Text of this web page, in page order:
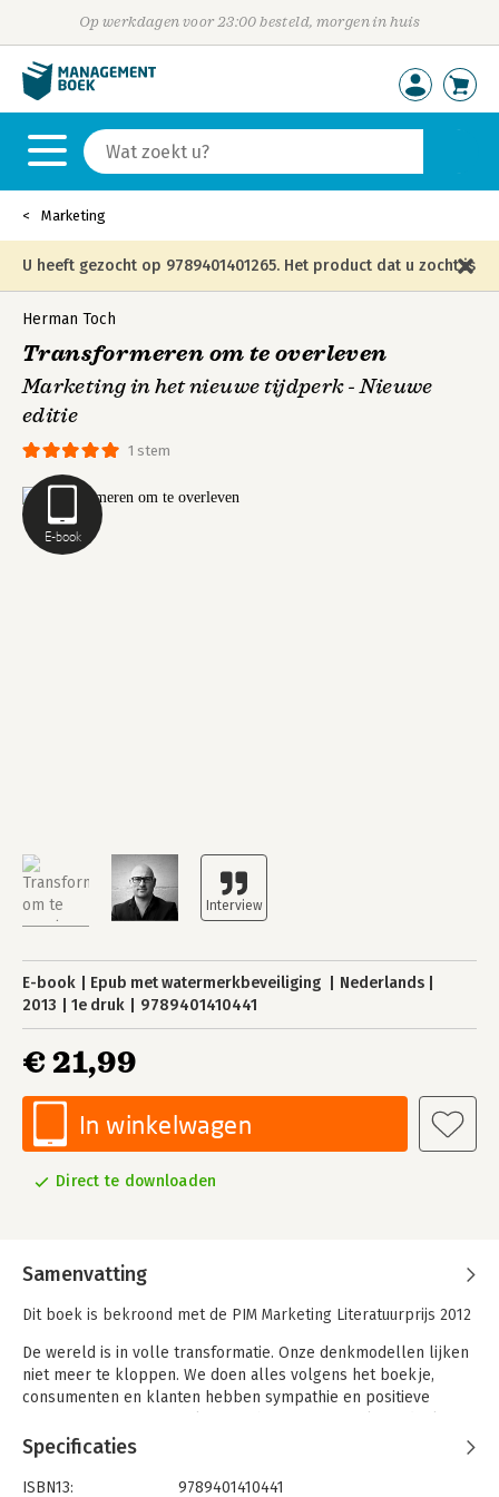
Op werkdagen voor 23:00 besteld, morgen in huis
Marketing
U heeft gezocht op 9789401401265. Het product dat u zocht is
niet meer in die editie leverbaar en is vervangen door de
onderstaande editie.
E-book
1 stem
Herman Toch
Transformeren om te overleven
Marketing in het nieuwe tijdperk - Nieuwe
editie
E-book Epub met watermerkbeveiliging
Nederlands
2013
1e druk 9789401410441
€ 21,99
In winkelwagen
Direct te downloaden
Samenvatting
Dit boek is bekroond met de PIM Marketing Literatuurprijs 2012
De wereld is in volle transformatie. Onze denkmodellen lijken
niet meer te kloppen. We doen alles volgens het boekje,
consumenten en klanten hebben sympathie en positieve
onder druk. We zullen dingen fundamenteel anders moeten
aanpakken, willen we weer relevant worden in het leven van
mensen.
Specificaties
ISBN13:
9789401410441